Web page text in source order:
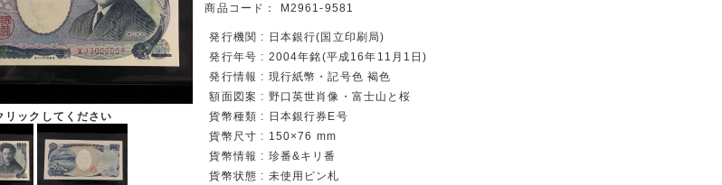
リックしてください
商品コード： M2961-9581
発行機関 : 日本銀行(国立印刷局)
発行年号 : 2004年銘(平成16年11月1日)
発行情報 : 現行紙幣・記号色 褐色
額面図案 : 野口英世肖像・富士山と桜
貨幣種類 : 日本銀行券E号
貨幣尺寸 : 150×76 mm
貨幣情報 : 珍番&キリ番
貨幣状態 : 未使用ピン札